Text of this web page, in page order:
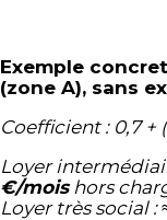
Exemple
(zone A), sans
Coefficient : 0,7 +
Loyer
€/moishors
Loyer très social :